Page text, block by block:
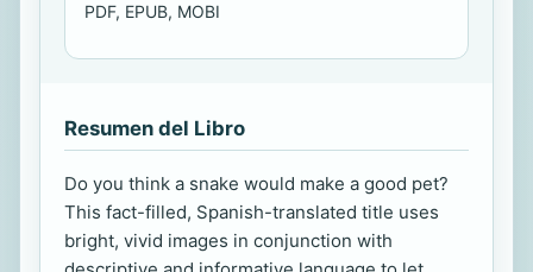
PDF, EPUB, MOBI
Resumen del Libro
Do you think a snake would make a good pet?
This fact-filled, Spanish-translated title uses
bright, vivid images in conjunction with